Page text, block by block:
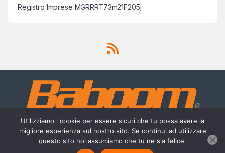
Registro Imprese MGRRRT73m21F205j
Scrivici su Whatsapp
Utilizziamo i cookie per essere sicuri che tu possa avere la
migliore esperienza sul nostro sito. Se continui ad utilizzare
questo sito noi assumiamo che tu ne sia felice.